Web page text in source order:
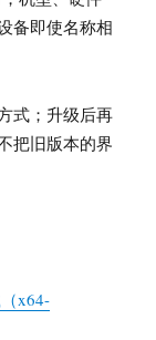
备即使名称相
式；升级后再
把旧版本的界
x64-